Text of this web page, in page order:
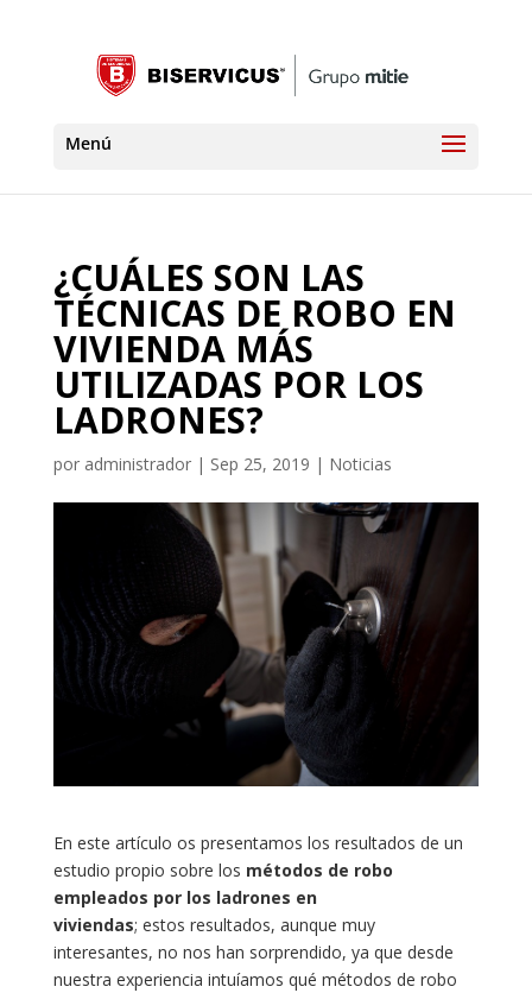
¿CUÁLES SON LAS
TÉCNICAS DE ROBO EN
VIVIENDA MÁS
UTILIZADAS POR LOS
LADRONES?
por administrador| Sep 25, 2019 | Noticias
En este artículo os presentamos los resultados de un
estudio propio sobre los métodos de robo
empleados por los ladrones en
viviendas; estos resultados, aunque muy
interesantes, no nos han sorprendido, ya que desde
nuestra experiencia intuíamos qué métodos de robo